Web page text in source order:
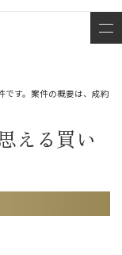
です。案件の概要は、成約
える買い